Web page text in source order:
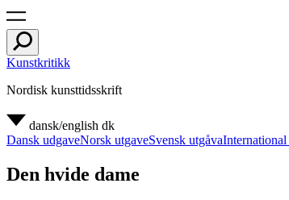
Kunstkritikk
Nordisk kunsttidsskrift
dansk/english dk
Dansk udgaveNorsk utgaveSvensk utgåva
Den hvide dame